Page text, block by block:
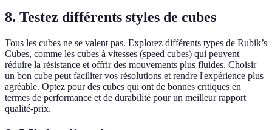
8. Testez différents styles de cubes
Tous les cubes ne se valent pas. Explorez différents types de Rubik’s
Cubes, comme les cubes à vitesses (speed cubes) qui peuvent
réduire la résistance et offrir des mouvements plus fluides. Choisir
un bon cube peut faciliter vos résolutions et rendre l'expérience plus
agréable. Optez pour des cubes qui ont de bonnes critiques en
termes de performance et de durabilité pour un meilleur rapport
qualité-prix.